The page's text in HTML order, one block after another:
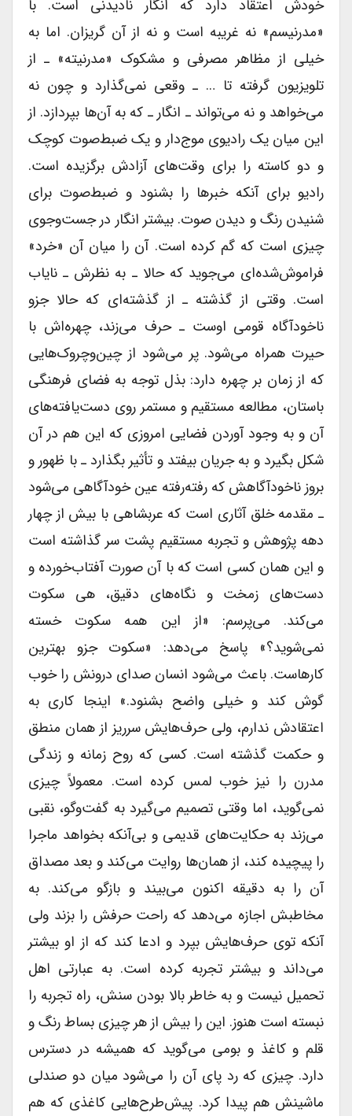
خودش اعتقاد دارد که انگار نادیدنى است. با
«مدرنیسم» نه غریبه است و نه از آن گریزان. اما به
خیلى از مظاهر مصرفى و مشکوک «مدرنیته» ـ از
تلویزیون گرفته تا … ـ وقعى نمی‌گذارد و چون نه
می‌خواهد و نه می‌تواند ـ انگار ـ که به آن‌ها بپردازد. از
این میان یک رادیوى موج‌دار و یک ضبط‌صوت کوچک
و دو کاسته را براى وقت‌های آزادش برگزیده است.
رادیو براى آنکه خبرها را بشنود و ضبط‌صوت براى
شنیدن رنگ و دیدن صوت. بیشتر انگار در جست‌وجوی
چیزى است که گم کرده است. آن را میان آن «خرد»
فراموش‌شده‌ای می‌جوید که حالا ـ به نظرش ـ نایاب
است. وقتى از گذشته ـ از گذشته‌ای که حالا جزو
ناخودآگاه قومى اوست ـ حرف می‌زند، چهره‌اش با
حیرت همراه می‌شود. پر می‌شود از چین‌وچروک‌هایی
که از زمان بر چهره دارد: بذل توجه به فضاى فرهنگى
باستان، مطالعه مستقیم و مستمر روى دست‌یافته‌های
آن و به وجود آوردن فضایى امروزى که این هم در آن
شکل بگیرد و به جریان بیفتد و تأثیر بگذارد ـ با ظهور و
بروز ناخودآگاهش که رفته‌رفته عین خودآگاهى می‌شود
ـ مقدمه خلق آثارى است که عربشاهى با بیش از چهار
دهه پژوهش و تجربه مستقیم پشت سر گذاشته است
و این همان کسى است که با آن صورت آفتاب‌خورده و
دست‌های زمخت و نگاه‌های دقیق، هى سکوت
می‌کند. می‌پرسم: «از این همه سکوت خسته
نمی‌شوید؟» پاسخ می‌دهد: «سکوت جزو بهترین
کارهاست. باعث می‌شود انسان صداى درونش را خوب
گوش کند و خیلى واضح بشنود.» اینجا کارى به
اعتقادش ندارم، ولى حرف‌هایش سرریز از همان منطق
و حکمت گذشته است. کسى که روح زمانه و زندگى
مدرن را نیز خوب لمس کرده است. معمولاً چیزى
نمی‌گوید، اما وقتى تصمیم می‌گیرد به گفت‌وگو، نقبى
می‌زند به حکایت‌های قدیمى و بی‌آنکه بخواهد ماجرا
را پیچیده کند، از همان‌ها روایت می‌کند و بعد مصداق
آن را به دقیقه اکنون می‌بیند و بازگو می‌کند. به
مخاطبش اجازه می‌دهد که راحت حرفش را بزند ولى
آنکه توى حرف‌هایش بپرد و ادعا کند که از او بیشتر
می‌داند و بیشتر تجربه کرده است. به عبارتى اهل
تحمیل نیست و به خاطر بالا بودن سنش، راه تجربه را
نبسته است هنوز. این را بیش از هر چیزى بساط رنگ و
قلم و کاغذ و بومى می‌گوید که همیشه در دسترس
دارد. چیزى که رد پاى آن را می‌شود میان دو صندلى
ماشینش هم پیدا کرد. پیش‌طرح‌هایی کاغذى که هم